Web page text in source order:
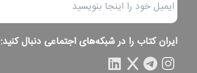
ایران کتاب را در شبکه‌های اجتماعی دنبال کنید: